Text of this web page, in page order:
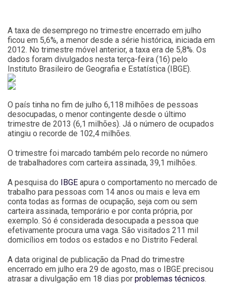
A taxa de desemprego no trimestre encerrado em julho
ficou em 5,6%, a menor desde a série histórica, iniciada em
2012. No trimestre móvel anterior, a taxa era de 5,8%. Os
dados foram divulgados nesta terça-feira (16) pelo
Instituto Brasileiro de Geografia e Estatística (IBGE).
O país tinha no fim de julho 6,118 milhões de pessoas
desocupadas, o menor contingente desde o último
trimestre de 2013 (6,1 milhões). Já o número de ocupados
atingiu o recorde de 102,4 milhões.
O trimestre foi marcado também pelo recorde no número
de trabalhadores com carteira assinada, 39,1 milhões.
A pesquisa do IBGE apura o comportamento no mercado de
trabalho para pessoas com 14 anos ou mais e leva em
conta todas as formas de ocupação, seja com ou sem
carteira assinada, temporário e por conta própria, por
exemplo. Só é considerada desocupada a pessoa que
efetivamente procura uma vaga. São visitados 211 mil
domicílios em todos os estados e no Distrito Federal.
A data original de publicação da Pnad do trimestre
encerrado em julho era 29 de agosto, mas o IBGE precisou
atrasar a divulgação em 18 dias por problemas técnicos.